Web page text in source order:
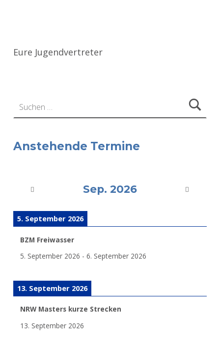
Eure Jugendvertreter
Zurück zur Hauptnavigation springen
Anstehende Termine
Sep. 2026
5. September 2026
BZM Freiwasser
5. September 2026 - 6. September 2026
13. September 2026
NRW Masters kurze Strecken
13. September 2026